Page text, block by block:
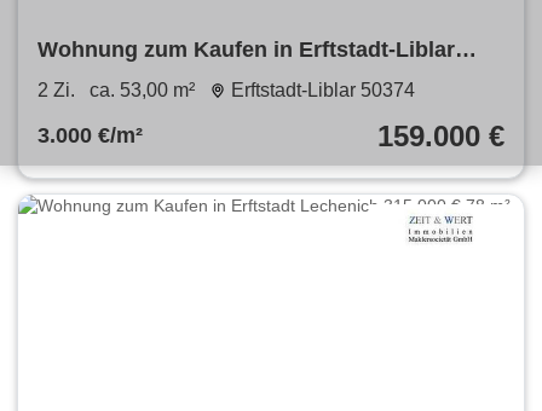
Wohnung zum Kaufen in Erftstadt-Liblar
159.000 € 53 m²
2 Zi. ca. 53,00 m² Erftstadt-Liblar 50374
3.000 €/m² 159.000 €